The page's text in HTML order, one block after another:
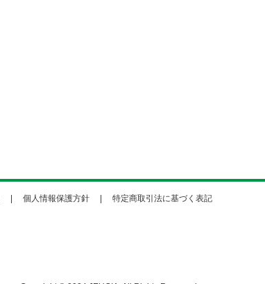
個人情報保護方針 特定商取引法に基づく表記